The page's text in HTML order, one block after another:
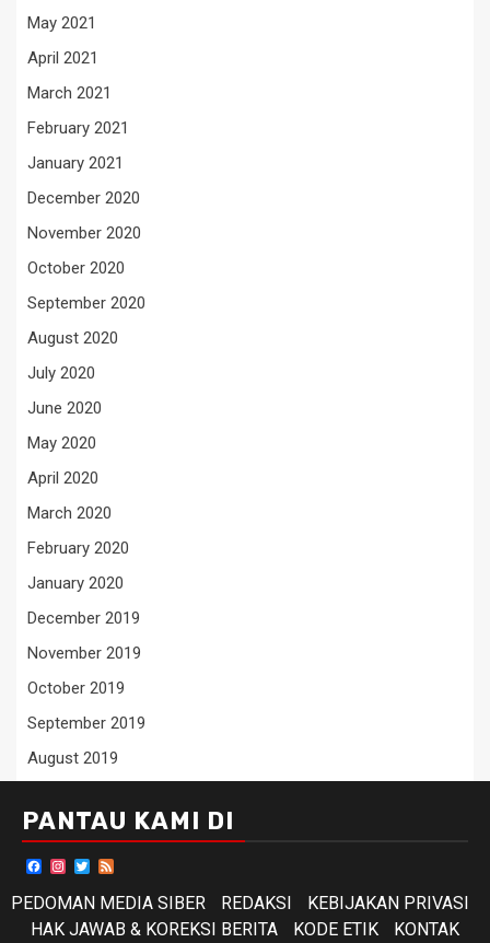
May 2021
April 2021
March 2021
February 2021
January 2021
December 2020
November 2020
October 2020
September 2020
August 2020
July 2020
June 2020
May 2020
April 2020
March 2020
February 2020
January 2020
December 2019
November 2019
October 2019
September 2019
August 2019
PANTAU KAMI DI
Facebook
Instagram
Twitter
PEDOMAN MEDIA SIBER
REDAKSI
KEBIJAKAN PRIVASI
HAK JAWAB & KOREKSI BERITA
KODE ETIK KONTAK